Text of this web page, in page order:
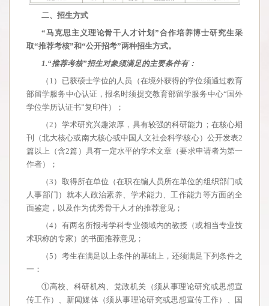
二、招生方式
“马克思主义理论骨干人才计划”合作培养博士研究生采
取“推荐考核”和“公开招考”两种招生方式。
1.“推荐考核”招生对象须满足的主要条件有：
（1）已获硕士学位的人员（在境外获得的学位须通过教育
部留学服务中心认证，报名时须提交教育部留学服务中心“国外
学位学历认证书”复印件）；
（2）学术研究兴趣浓厚，具有较强的科研能力；在核心期
刊（北大核心或南大核心或中国人文社会科学核心）公开发表2
篇以上（含2篇）具有一定水平的学术文章（要求申请者为第一
作者）；
（3）取得所在单位（在职在编人员所在单位的组织部门或
人事部门）就本人政治素养、学术能力、工作能力等方面的全
面鉴定，以及作为优秀骨干人才的推荐意见；
（4）有两名所报考学科专业领域内的教授（或相当专业技
术职称的专家）的书面推荐意见；
（5）考生在满足以上条件的基础上，还须满足下列条件之
一：
①高校、科研机构、党政机关（须从事理论研究或思想宣
传工作）、新闻媒体（须从事理论研究或思想宣传工作）、国